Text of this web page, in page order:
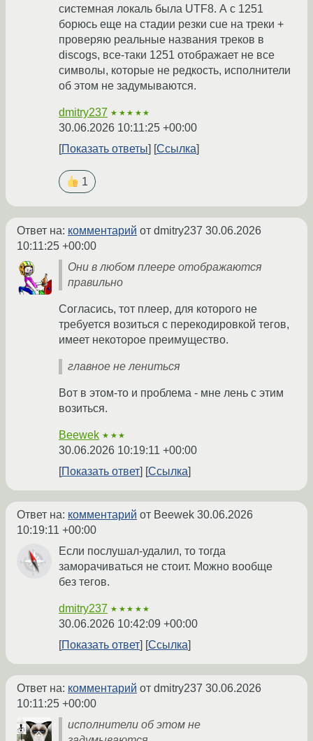
системная локаль была UTF8. А с 1251
борюсь еще на стадии резки cue на треки +
проверяю реальные названия треков в
discogs, все-таки 1251 отображает не все
символы, которые не редкость, исполнители
об этом не задумываются.
dmitry237 ★★★★★
30.06.2026 10:11:25 +00:00
Показать ответы
Ссылка
1
Ответ на: комментарий от dmitry237 30.06.2026
10:11:25 +00:00
Они в любом плеере отображаются
правильно
Согласись, тот плеер, для которого не
требуется возиться с перекодировкой тегов,
имеет некоторое преимущество.
главное не лениться
Вот в этом-то и проблема - мне лень с этим
возиться.
Beewek ★★★
30.06.2026 10:19:11 +00:00
Показать ответ
Ссылка
Ответ на: комментарий от Beewek 30.06.2026
10:19:11 +00:00
Если послушал-удалил, то тогда
заморачиваться не стоит. Можно вообще
без тегов.
dmitry237 ★★★★★
30.06.2026 10:42:09 +00:00
Показать ответ
Ссылка
Ответ на: комментарий от dmitry237 30.06.2026
10:11:25 +00:00
исполнители об этом не